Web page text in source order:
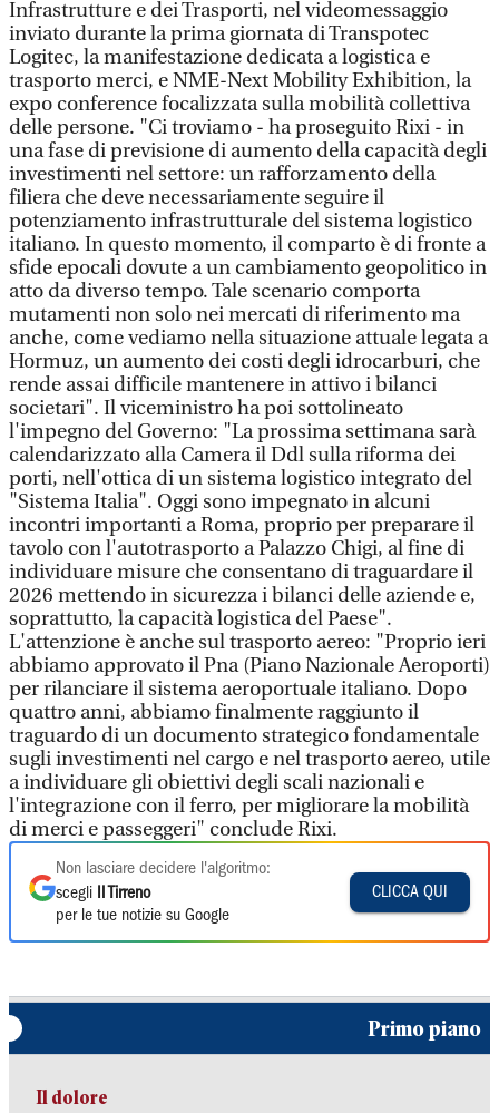
Infrastrutture e dei Trasporti, nel videomessaggio
inviato durante la prima giornata di Transpotec
Logitec, la manifestazione dedicata a logistica e
trasporto merci, e NME-Next Mobility Exhibition, la
expo conference focalizzata sulla mobilità collettiva
delle persone. "Ci troviamo - ha proseguito Rixi - in
una fase di previsione di aumento della capacità degli
investimenti nel settore: un rafforzamento della
filiera che deve necessariamente seguire il
potenziamento infrastrutturale del sistema logistico
italiano. In questo momento, il comparto è di fronte a
sfide epocali dovute a un cambiamento geopolitico in
atto da diverso tempo. Tale scenario comporta
mutamenti non solo nei mercati di riferimento ma
anche, come vediamo nella situazione attuale legata a
Hormuz, un aumento dei costi degli idrocarburi, che
rende assai difficile mantenere in attivo i bilanci
societari". Il viceministro ha poi sottolineato
l'impegno del Governo: "La prossima settimana sarà
calendarizzato alla Camera il Ddl sulla riforma dei
porti, nell'ottica di un sistema logistico integrato del
"Sistema Italia". Oggi sono impegnato in alcuni
incontri importanti a Roma, proprio per preparare il
tavolo con l'autotrasporto a Palazzo Chigi, al fine di
individuare misure che consentano di traguardare il
2026 mettendo in sicurezza i bilanci delle aziende e,
soprattutto, la capacità logistica del Paese".
L'attenzione è anche sul trasporto aereo: "Proprio ieri
abbiamo approvato il Pna (Piano Nazionale Aeroporti)
per rilanciare il sistema aeroportuale italiano. Dopo
quattro anni, abbiamo finalmente raggiunto il
traguardo di un documento strategico fondamentale
sugli investimenti nel cargo e nel trasporto aereo, utile
a individuare gli obiettivi degli scali nazionali e
l'integrazione con il ferro, per migliorare la mobilità
di merci e passeggeri" conclude Rixi.
Non lasciare decidere l'algoritmo:
scegli
Il Tirreno
per le tue notizie su Google
CLICCA QUI
Primo piano
Il dolore